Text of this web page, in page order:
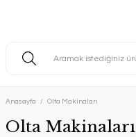
Anasayfa Olta Makinaları
Olta Makinaları